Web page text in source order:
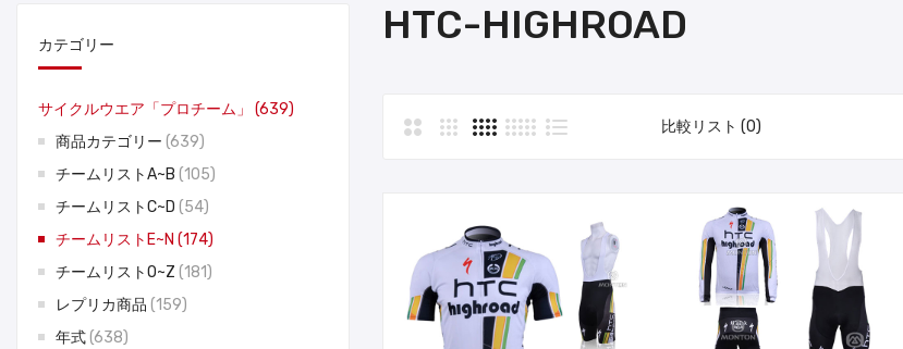
カテゴリー
サイクルウエア「プロチーム」
639
商品カテゴリー 639
チームリストA~B 105
チームリストC~D 54
チームリストE~N 174
チームリストO~Z 181
レプリカ商品 159
年式 638
HTC-HIGHROAD
比較リスト (0)